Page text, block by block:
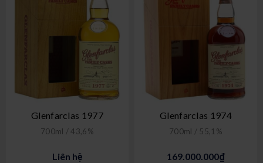
Glenfarclas 1977
700ml / 43,6%
Liên hệ
Glenfarclas 1974
700ml / 55,1%
169.000.000₫